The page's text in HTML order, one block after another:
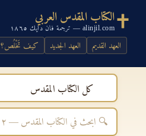
الكتاب المقدس العربي
alinjil.com — ترجمة فان دايك ١٨٦٥
العهد القديم العهد الجديد كيف تَخْلُص؟
كل الكتاب المقدس